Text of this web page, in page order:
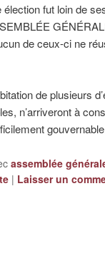
fut loin de
de ceux-ci ne
de plusieurs
n’arriveront à
assemblée
| Laisser un